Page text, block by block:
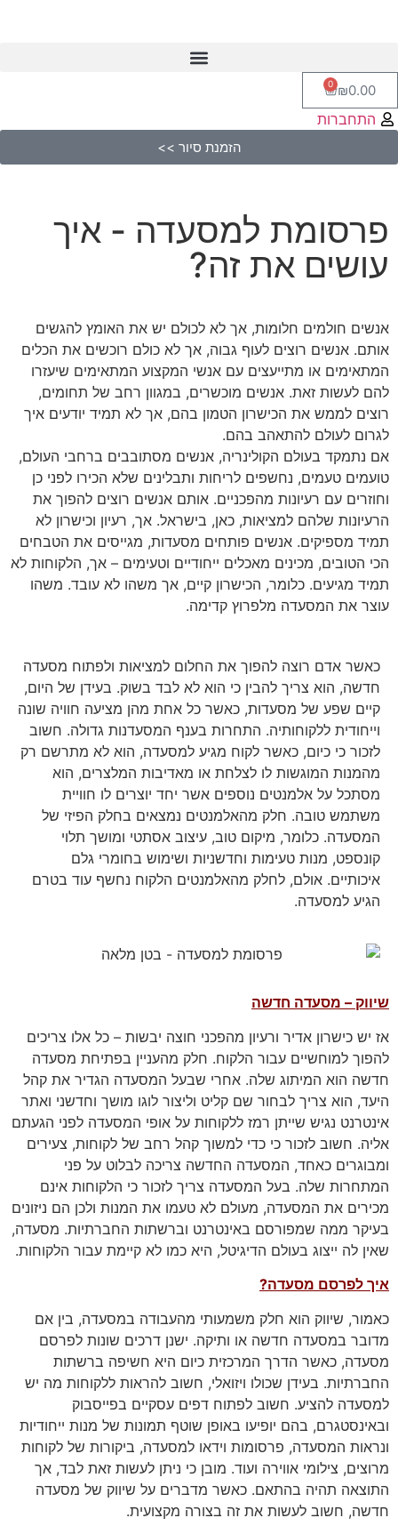
₪0.00
0
התחברות
הזמנת סיור >>
פרסומת למסעדה - איך
עושים את זה?
אנשים חולמים חלומות, אך לא לכולם יש את האומץ להגשים
אותם. אנשים רוצים לעוף גבוה, אך לא כולם רוכשים את הכלים
המתאימים או מתייעצים עם אנשי המקצוע המתאימים שיעזרו
להם לעשות זאת. אנשים מוכשרים, במגוון רחב של תחומים,
רוצים לממש את הכישרון הטמון בהם, אך לא תמיד יודעים איך
לגרום לעולם להתאהב בהם.
אם נתמקד בעולם הקולינריה, אנשים מסתובבים ברחבי העולם,
טועמים טעמים, נחשפים לריחות ותבלינים שלא הכירו לפני כן
וחוזרים עם רעיונות מהפכניים. אותם אנשים רוצים להפוך את
הרעיונות שלהם למציאות, כאן, בישראל. אך, רעיון וכישרון לא
תמיד מספיקים. אנשים פותחים מסעדות, מגייסים את הטבחים
הכי הטובים, מכינים מאכלים ייחודיים וטעימים – אך, הלקוחות לא
תמיד מגיעים. כלומר, הכישרון קיים, אך משהו לא עובד. משהו
עוצר את המסעדה מלפרוץ קדימה.
כאשר אדם רוצה להפוך את החלום למציאות ולפתוח מסעדה
חדשה, הוא צריך להבין כי הוא לא לבד בשוק. בעידן של היום,
קיים שפע של מסעדות, כאשר כל אחת מהן מציעה חוויה שונה
וייחודית ללקוחותיה. התחרות בענף המסעדנות גדולה. חשוב
לזכור כי כיום, כאשר לקוח מגיע למסעדה, הוא לא מתרשם רק
מהמנות המוגשות לו לצלחת או מאדיבות המלצרים, הוא
מסתכל על אלמנטים נוספים אשר יחד יוצרים לו חוויית
משתמש טובה. חלק מהאלמנטים נמצאים בחלק הפיזי של
המסעדה. כלומר, מיקום טוב, עיצוב אסתטי ומושך תלוי
קונספט, מנות טעימות וחדשניות ושימוש בחומרי גלם
איכותיים. אולם, לחלק מהאלמנטים הלקוח נחשף עוד בטרם
הגיע למסעדה.
שיווק – מסעדה חדשה
אז יש כישרון אדיר ורעיון מהפכני חוצה יבשות – כל אלו צריכים
להפוך למוחשיים עבור הלקוח. חלק מהעניין בפתיחת מסעדה
חדשה הוא המיתוג שלה. אחרי שבעל המסעדה הגדיר את קהל
היעד, הוא צריך לבחור שם קליט וליצור לוגו מושך וחדשני ואתר
אינטרנט נגיש שייתן רמז ללקוחות על אופי המסעדה לפני הגעתם
אליה. חשוב לזכור כי כדי למשוך קהל רחב של לקוחות, צעירים
ומבוגרים כאחד, המסעדה החדשה צריכה לבלוט על פני
המתחרות שלה. בעל המסעדה צריך לזכור כי הלקוחות אינם
מכירים את המסעדה, מעולם לא טעמו את המנות ולכן הם ניזונים
בעיקר ממה שמפורסם באינטרנט וברשתות החברתיות. מסעדה,
שאין לה ייצוג בעולם הדיגיטל, היא כמו לא קיימת עבור הלקוחות.
איך לפרסם מסעדה?
כאמור, שיווק הוא חלק משמעותי מהעבודה במסעדה, בין אם
מדובר במסעדה חדשה או ותיקה. ישנן דרכים שונות לפרסם
מסעדה, כאשר הדרך המרכזית כיום היא חשיפה ברשתות
החברתיות. בעידן שכולו ויזואלי, חשוב להראות ללקוחות מה יש
למסעדה להציע. חשוב לפתוח דפים עסקיים בפייסבוק
ובאינסטגרם, בהם יופיעו באופן שוטף תמונות של מנות ייחודיות
ונראות המסעדה, פרסומות וידאו למסעדה, ביקורות של לקוחות
מרוצים, צילומי אווירה ועוד. מובן כי ניתן לעשות זאת לבד, אך
התוצאה תהיה בהתאם. כאשר מדברים על שיווק של מסעדה
חדשה, חשוב לעשות את זה בצורה מקצועית.